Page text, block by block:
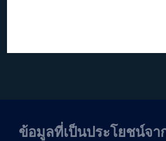
ข้อมูลที่เป็นประโยชน์จา